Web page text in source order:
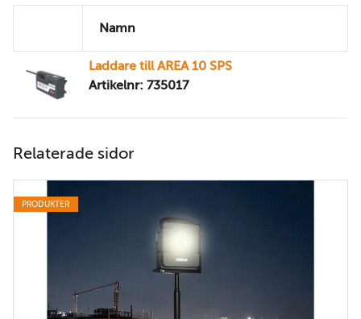
Namn
Laddare till AREA 10 SPS
Artikelnr: 735017
Relaterade sidor
PRODUKTER